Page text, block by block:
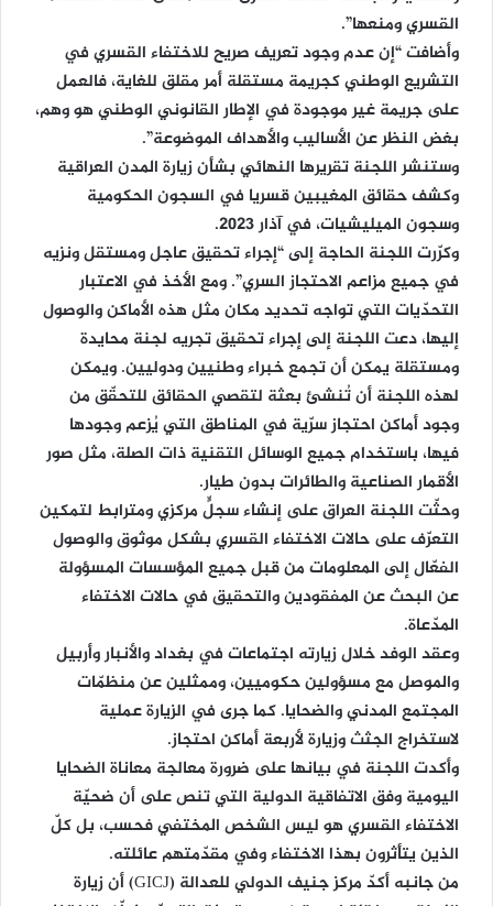
القسري ومنعها”.
وأضافت “إن عدم وجود تعريف صريح للاختفاء القسري في
التشريع الوطني كجريمة مستقلة أمر مقلق للغاية، فالعمل
على جريمة غير موجودة في الإطار القانوني الوطني هو وهم،
بغض النظر عن الأساليب والأهداف الموضوعة”.
وستنشر اللجنة تقريرها النهائي بشأن زيارة المدن العراقية
وكشف حقائق المغيبين قسريا في السجون الحكومية
وسجون الميليشيات، في آذار 2023.
وكرّرت اللجنة الحاجة إلى “إجراء تحقيق عاجل ومستقل ونزيه
في جميع مزاعم الاحتجاز السري”. ومع الأخذ في الاعتبار
التحدّيات التي تواجه تحديد مكان مثل هذه الأماكن والوصول
إليها، دعت اللجنة إلى إجراء تحقيق تجريه لجنة محايدة
ومستقلة يمكن أن تجمع خبراء وطنيين ودوليين. ويمكن
لهذه اللجنة أن تُنشئ بعثة لتقصي الحقائق للتحقّق من
وجود أماكن احتجاز سرّية في المناطق التي يُزعم وجودها
فيها، باستخدام جميع الوسائل التقنية ذات الصلة، مثل صور
الأقمار الصناعية والطائرات بدون طيار.
وحثّت اللجنة العراق على إنشاء سجلٍّ مركزي ومترابط لتمكين
التعرّف على حالات الاختفاء القسري بشكل موثوق والوصول
الفعّال إلى المعلومات من قبل جميع المؤسسات المسؤولة
عن البحث عن المفقودين والتحقيق في حالات الاختفاء
المدّعاة.
وعقد الوفد خلال زيارته اجتماعات في بغداد والأنبار وأربيل
والموصل مع مسؤولين حكوميين، وممثلين عن منظمّات
المجتمع المدني والضحايا. كما جرى في الزيارة عملية
لاستخراج الجثث وزيارة لأربعة أماكن احتجاز.
وأكدت اللجنة في بيانها على ضرورة معالجة معاناة الضحايا
اليومية وفق الاتفاقية الدولية التي تنص على أن ضحيّة
الاختفاء القسري هو ليس الشخص المختفي فحسب، بل كلّ
الذين يتأثرون بهذا الاختفاء وفي مقدّمتهم عائلته.
من جانبه أكدّ مركز جنيف الدولي للعدالة (GICJ) أن زيارة